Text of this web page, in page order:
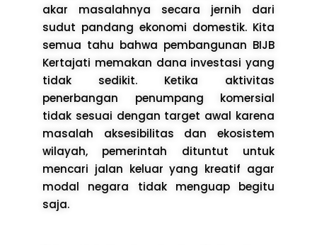
akar masalahnya secara jernih dari
sudut pandang ekonomi domestik. Kita
semua tahu bahwa pembangunan BIJB
Kertajati memakan dana investasi yang
tidak sedikit. Ketika aktivitas
penerbangan penumpang komersial
tidak sesuai dengan target awal karena
masalah aksesibilitas dan ekosistem
wilayah, pemerintah dituntut untuk
mencari jalan keluar yang kreatif agar
modal negara tidak menguap begitu
saja.